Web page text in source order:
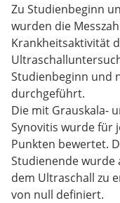
Zu Studienbeginn
wurden die
Krankheitsaktivität
Studienbeginn und
durchgeführt.
Die mit Grauskala-
Synovitis wurde für
Punkten bewertet.
Studienende wurde
dem Ultraschall zu
von null definiert.